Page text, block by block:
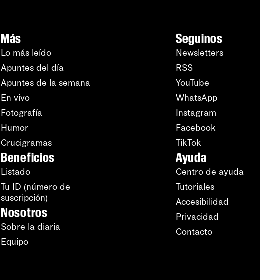
Más
Lo más leído
Apuntes del día
Apuntes de la semana
En vivo
Fotografía
Humor
Crucigramas
Beneficios
Listado
Tu ID (número de
suscripción)
Nosotros
Sobre la diaria
Equipo
Seguinos
Newsletters
RSS
YouTube
WhatsApp
Instagram
Facebook
TikTok
Ayuda
Centro de ayuda
Tutoriales
Accesibilidad
Privacidad
Contacto